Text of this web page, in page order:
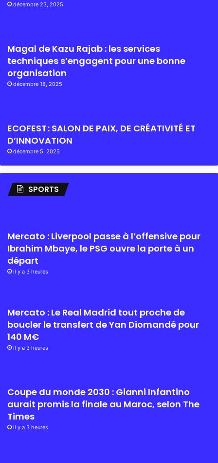
décembre 23, 2025
Magal de Kazu Rajab : les services
techniques s’engagent pour une bonne
organisation
décembre 18, 2025
ECOFEST : SALON DE PAIX, DE CRÉATIVITÉ ET
D’INNOVATION
décembre 5, 2025
SPORTS
Mercato : Liverpool passe à l’offensive pour
Ibrahim Mbaye, le PSG ouvre la porte à un
départ
il y a 3 heures
Mercato : Le Real Madrid tout proche de
boucler le transfert de Yan Diomandé pour
140 M€
il y a 3 heures
Coupe du monde 2030 : Gianni Infantino
aurait promis la finale au Maroc, selon The
Times
il y a 3 heures